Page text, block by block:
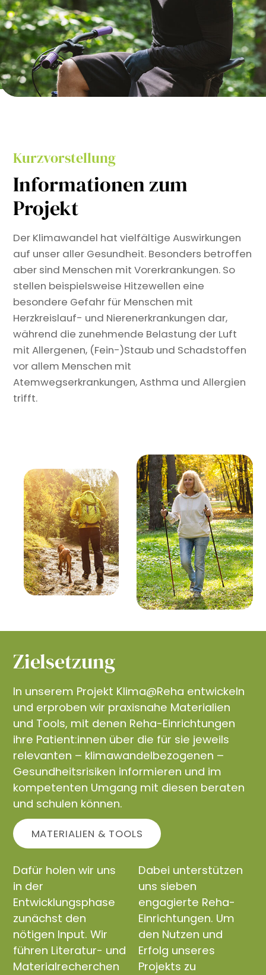
Kurzvorstellung
Informationen zum
Projekt
Der Klimawandel hat vielfältige Auswirkungen
auf unser aller Gesundheit. Besonders betroffen
aber sind Menschen mit Vorerkrankungen. So
stellen beispielsweise Hitzewellen eine
besondere Gefahr für Menschen mit
Herzkreislauf- und Nierenerkrankungen dar,
während die zunehmende Belastung der Luft
mit Allergenen, (Fein-)Staub und Schadstoffen
vor allem Menschen mit
Atemwegserkrankungen, Asthma und Allergien
trifft.
Zielsetzung
In unserem Projekt Klima@Reha entwickeln
und erproben wir praxisnahe Materialien
und Tools, mit denen Reha-Einrichtungen
ihre Patient:innen über die für sie jeweils
relevanten – klimawandelbezogenen –
Gesundheitsrisiken informieren und im
kompetenten Umgang mit diesen beraten
und schulen können.
MATERIALIEN & TOOLS
Dafür holen wir uns
in der
Entwicklungsphase
zunächst den
nötigen Input. Wir
führen Literatur- und
Materialrecherchen
Dabei unterstützen
uns sieben
engagierte Reha-
Einrichtungen. Um
den Nutzen und
Erfolg unseres
Projekts zu